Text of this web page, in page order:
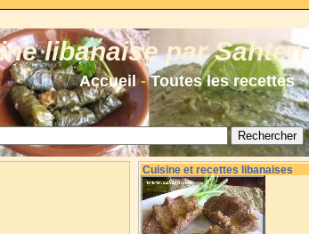
libanaise par Sahten
Accueil-Toutes les recettes
Cuisine et recettes libanaises